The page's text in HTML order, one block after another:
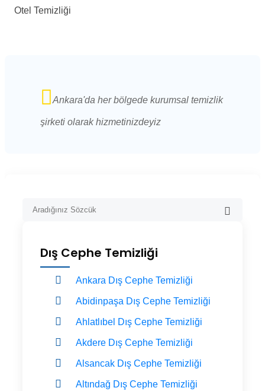
Otel Temizliği
Ankara'da her bölgede kurumsal temizlik
şirketi olarak hizmetinizdeyiz
Dış Cephe Temizliği
Ankara Dış Cephe Temizliği
Abidinpaşa Dış Cephe Temizliği
Ahlatlıbel Dış Cephe Temizliği
Akdere Dış Cephe Temizliği
Alsancak Dış Cephe Temizliği
Altındağ Dış Cephe Temizliği